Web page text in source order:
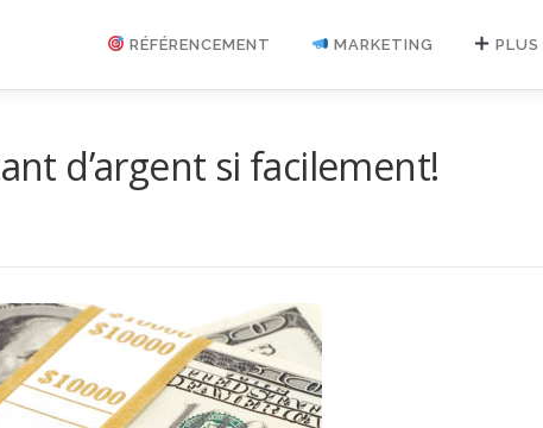
RÉFÉRENCEMENT MARKETING PLUS
d’argent si facilement!